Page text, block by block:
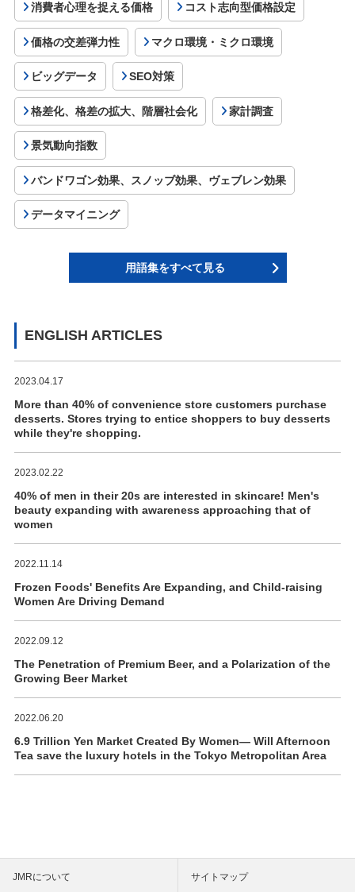
消費者心理を捉える価格 コスト志向型価格設定
価格の交差弾力性 マクロ環境・ミクロ環境
ビッグデータ SEO対策
格差化、格差の拡大、階層社会化 家計調査
景気動向指数
バンドワゴン効果、スノッブ効果、ヴェブレン効果
データマイニング
用語集をすべて見る
ENGLISH ARTICLES
2023.04.17
More than 40% of convenience store customers purchase
desserts. Stores trying to entice shoppers to buy desserts
while they're shopping.
2023.02.22
40% of men in their 20s are interested in skincare! Men's
beauty expanding with awareness approaching that of
women
2022.11.14
Frozen Foods' Benefits Are Expanding, and Child-raising
Women Are Driving Demand
2022.09.12
The Penetration of Premium Beer, and a Polarization of the
Growing Beer Market
2022.06.20
6.9 Trillion Yen Market Created By Women― Will Afternoon
Tea save the luxury hotels in the Tokyo Metropolitan Area
JMRについて サイトマップ